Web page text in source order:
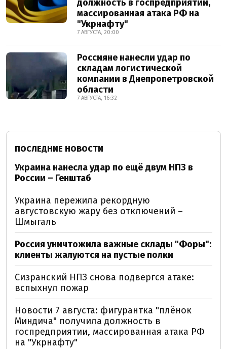
должность в госпредприятии,
массированная атака РФ на
"Укрнафту"
7 АВГУСТА, 20:00
Россияне нанесли удар по
складам логистической
компании в Днепропетровской
области
7 АВГУСТА, 16:32
ПОСЛЕДНИЕ НОВОСТИ
Украина нанесла удар по ещё двум НПЗ в
России – Генштаб
Украина пережила рекордную
августовскую жару без отключений –
Шмыгаль
Россия уничтожила важные склады "Форы":
клиенты жалуются на пустые полки
Сизранский НПЗ снова подвергся атаке:
вспыхнул пожар
Новости 7 августа: фигурантка "плёнок
Миндича" получила должность в
госпредприятии, массированная атака РФ
на "Укрнафту"